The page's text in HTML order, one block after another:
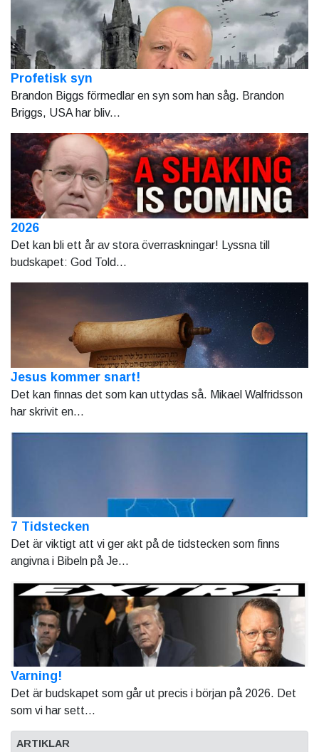
Profetisk syn
Brandon Biggs förmedlar en syn som han såg. Brandon
Briggs, USA har bliv...
2026
Det kan bli ett år av stora överraskningar! Lyssna till
budskapet: God Told...
Jesus kommer snart!
Det kan finnas det som kan uttydas så. Mikael Walfridsson
har skrivit en...
7 Tidstecken
Det är viktigt att vi ger akt på de tidstecken som finns
angivna i Bibeln på Je...
Varning!
Det är budskapet som går ut precis i början på 2026. Det
som vi har sett...
ARTIKLAR